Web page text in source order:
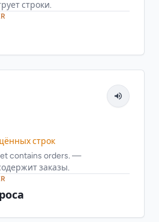
строки.
строк
contains orders. —
заказы.